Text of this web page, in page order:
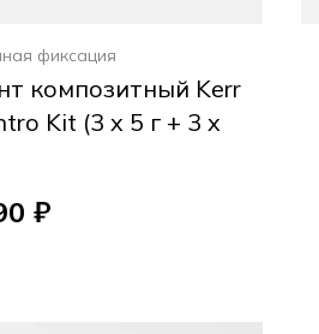
фиксация
композитный Kerr
Kit (3 x 5 г + 3 x
₽